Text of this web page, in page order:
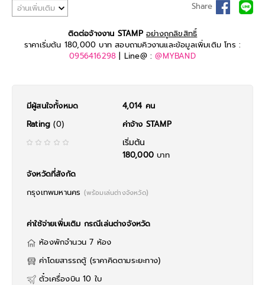
อ่านเพิ่มเติม Share
ติดต่อจ้างงาน STAMP อย่างถูกลิขสิทธิ์
ราคาเริ่มต้น 180,000 บาท สอบถามคิวงานและข้อมูลเพิ่มเติม โทร :
0956416298 | Line@ :@MYBAND
มีผู้สนใจทั้งหมด
4,014 คน
Rating (0) ค่าจ้าง STAMP
เริ่มต้น
180,000 บาท
จังหวัดที่สังกัด
กรุงเทพมหานคร (พร้อมเล่นต่างจังหวัด)
ค่าใช้จ่ายเพิ่มเติม กรณีเล่นต่างจังหวัด
ห้องพักจำนวน 7 ห้อง
ค่าโดยสารรถตู้ (ราคาคิดตามระยะทาง)
ตั๋วเครื่องบิน 10 ใบ